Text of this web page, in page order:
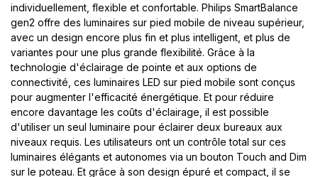
individuellement, flexible et confortable. Philips SmartBalance
gen2 offre des luminaires sur pied mobile de niveau supérieur,
avec un design encore plus fin et plus intelligent, et plus de
variantes pour une plus grande flexibilité. Grâce à la
technologie d'éclairage de pointe et aux options de
connectivité, ces luminaires LED sur pied mobile sont conçus
pour augmenter l'efficacité énergétique. Et pour réduire
encore davantage les coûts d'éclairage, il est possible
d'utiliser un seul luminaire pour éclairer deux bureaux aux
niveaux requis. Les utilisateurs ont un contrôle total sur ces
luminaires élégants et autonomes via un bouton Touch and Dim
sur le poteau. Et grâce à son design épuré et compact, il se